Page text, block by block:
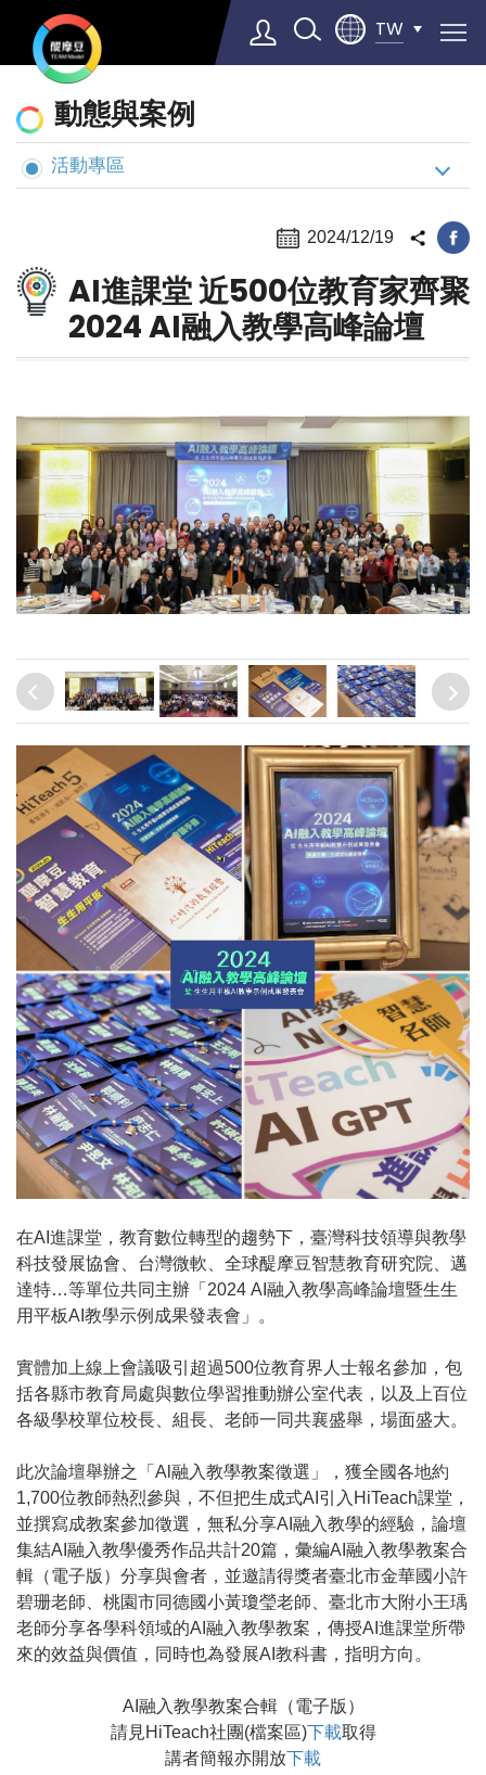
TW
▼
態
與
案
動態與案例
活動專區
2024/12/19
AI進課堂 近500位教育家齊聚
2024 AI融入教學高峰論壇
在AI進課堂，教育數位轉型的趨勢下，臺灣科技領導與教學
科技發展協會、台灣微軟、全球醍摩豆智慧教育研究院、邁
達特…等單位共同主辦「2024 AI融入教學高峰論壇暨生生
用平板AI教學示例成果發表會」。
實體加上線上會議吸引超過500位教育界人士報名參加，包
括各縣市教育局處與數位學習推動辦公室代表，以及上百位
各級學校單位校長、組長、老師一同共襄盛舉，場面盛大。
此次論壇舉辦之「Al融入教學教案徵選」，獲全國各地約
1,700位教師熱烈參與，不但把生成式AI引入HiTeach課堂，
並撰寫成教案參加徵選，無私分享AI融入教學的經驗，論壇
集結AI融入教學優秀作品共計20篇，彙編AI融入教學教案合
輯（電子版）分享與會者，並邀請得獎者臺北市金華國小許
碧珊老師、桃園市同德國小黃瓊瑩老師、臺北市大附小王瑀
老師分享各學科領域的AI融入教學教案，傳授AI進課堂所帶
來的效益與價值，同時也為發展AI教科書，指明方向。
AI融入教學教案合輯（電子版）
請見HiTeach社團(檔案區)下載取得
講者簡報亦開放下載